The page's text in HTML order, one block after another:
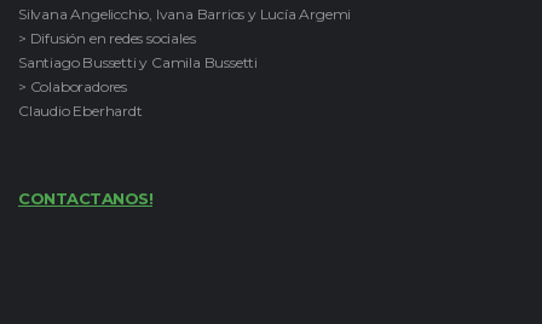
Silvana Angelicchio, Ivana Barrios y Lucía Argemi
> Difusión en redes sociales
Santiago Bussetti y Camila Bussetti
> Colaboradores
Claudio Eberhardt
CONTACTANOS!